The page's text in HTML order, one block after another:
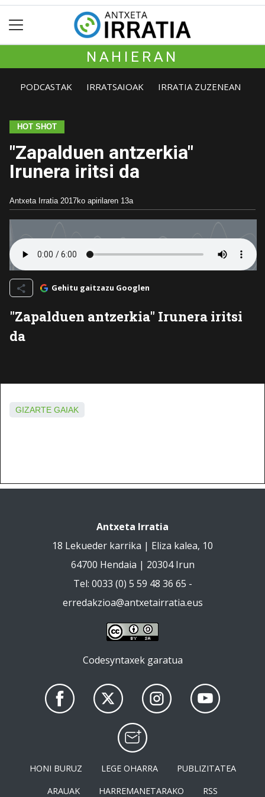
NAHIERAN
PODCASTAK IRRATSAIOAK IRRATIA ZUZENEAN
HOT SHOT
"Zapalduen antzerkia"
Irunera iritsi da
Antxeta Irratia 2017ko apirilaren 13a
Gehitu gaitzazu Googlen
"Zapalduen antzerkia" Irunera iritsi
da
GIZARTE GAIAK
Antxeta Irratia
18 Lekueder karrika | Eliza kalea, 10
64700 Hendaia | 20304 Irun
Tel: 0033 (0) 5 59 48 36 65 -
erredakzioa@antxetairratia.eus
Codesyntaxek garatua
HONI BURUZ LEGE OHARRA
PUBLIZITATEA
ARAUAK
HARREMANETARAKO RSS